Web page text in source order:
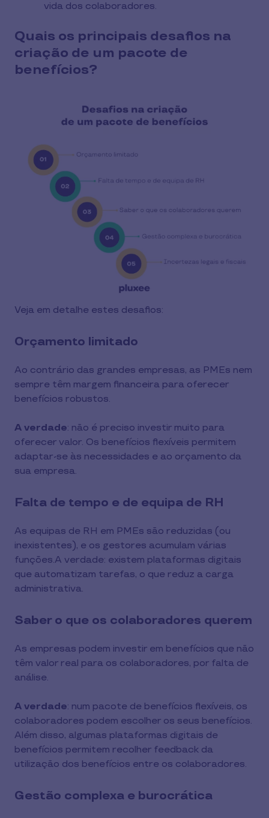
vida dos colaboradores.
Quais os principais desafios na
criação de um pacote de
benefícios?
Veja em detalhe estes desafios:
Orçamento limitado
Ao contrário das grandes empresas, as PMEs nem
sempre têm margem financeira para oferecer
benefícios robustos.
A verdade: não é preciso investir muito para
oferecer valor. Os benefícios flexíveis permitem
adaptar-se às necessidades e ao orçamento da
sua empresa.
Falta de tempo e de equipa de RH
As equipas de RH em PMEs são reduzidas (ou
inexistentes), e os gestores acumulam várias
funções.A verdade: existem plataformas digitais
que automatizam tarefas, o que reduz a carga
administrativa.
Saber o que os colaboradores querem
As empresas podem investir em benefícios que não
têm valor real para os colaboradores, por falta de
análise.
A verdade: num pacote de benefícios flexíveis, os
colaboradores podem escolher os seus benefícios.
Além disso, algumas plataformas digitais de
benefícios permitem recolher feedback da
utilização dos benefícios entre os colaboradores.
Gestão complexa e burocrática